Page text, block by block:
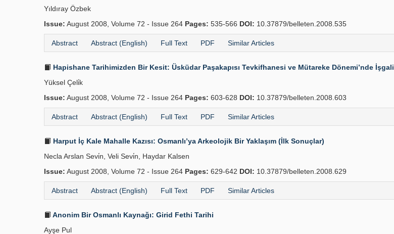
Yıldıray Özbek
Issue: August 2008, Volume 72 - Issue 264 Pages: 535-566 DOI: 10.37879/belleten.2008.535
Abstract Abstract (English) Full Text PDF Similar Articles
Hapishane Tarihimizden Bir Kesit: Üsküdar Paşakapısı Tevkifhanesi ve Mütareke Dönemi’nde İşgali
Yüksel Çeli̇k
Issue: August 2008, Volume 72 - Issue 264 Pages: 603-628 DOI: 10.37879/belleten.2008.603
Abstract Abstract (English) Full Text PDF Similar Articles
Harput İç Kale Mahalle Kazısı: Osmanlı’ya Arkeolojik Bir Yaklaşım (İlk Sonuçlar)
Necla Arslan Sevi̇n, Veli Sevi̇n, Haydar Kalsen
Issue: August 2008, Volume 72 - Issue 264 Pages: 629-642 DOI: 10.37879/belleten.2008.629
Abstract Abstract (English) Full Text PDF Similar Articles
Anonim Bir Osmanlı Kaynağı: Girid Fethi Tarihi
Ayşe Pul